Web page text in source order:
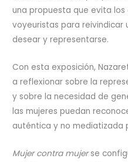
una propuesta que evita
voyeuristas para reivindicar
desear y representarse.
Con esta exposición,
a reflexionar sobre la
y sobre la necesidad de
las mujeres puedan
auténtica y no mediatizada
Mujer contra mujerse